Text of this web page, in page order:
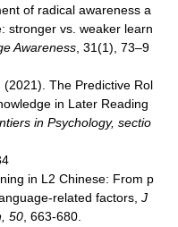
of radical awareness a
stronger vs. weaker learn
Awareness, 31(1), 73–9
(2021). The Predictive Rol
in Later Reading
in Psychology, sectio
in L2 Chinese: From p
related factors,J
50, 663-680.